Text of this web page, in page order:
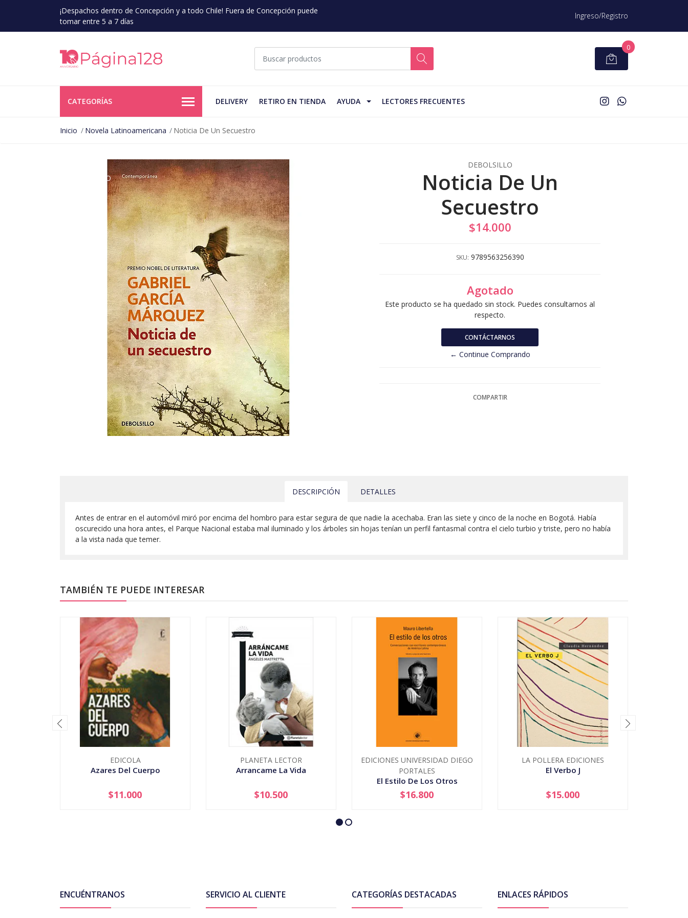
¡Despachos dentro de Concepción y a todo Chile! Fuera de Concepción puede
tomar entre 5 a 7 días
Ingreso/Registro
0
CATEGORÍAS DELIVERY RETIRO EN TIENDA AYUDA LECTORES FRECUENTES
Inicio Novela Latinoamericana Noticia De Un Secuestro
AGOTADO
DEBOLSILLO
Noticia De Un
Secuestro
$14.000
SKU: 9789563256390
Agotado
Este producto se ha quedado sin stock. Puedes consultarnos al
respecto.
CONTÁCTARNOS
← Continue Comprando
COMPARTIR
DESCRIPCIÓN DETALLES
Antes de entrar en el automóvil miró por encima del hombro para estar segura de que nadie la acechaba. Eran las siete y cinco de la noche en Bogotá. Había
oscurecido una hora antes, el Parque Nacional estaba mal iluminado y los árboles sin hojas tenían un perfil fantasmal contra el cielo turbio y triste, pero no había
a la vista nada que temer.
TAMBIÉN TE PUEDE INTERESAR
EDICOLA
Azares Del Cuerpo
+
$11.000
PLANETA LECTOR
Arrancame La Vida
+
$10.500
EDICIONES UNIVERSIDAD DIEGO
PORTALES
El Estilo De Los Otros
+
$16.800
LA POLLERA EDICIONES
El Verbo J
+
$15.000
ENCUÉNTRANOS SERVICIO AL CLIENTE CATEGORÍAS DESTACADAS ENLACES RÁPIDOS